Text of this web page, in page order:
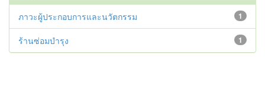
1
ภาวะผู้ประกอบการและนวัตกรรม
1
ร้านซ่อมบำรุง